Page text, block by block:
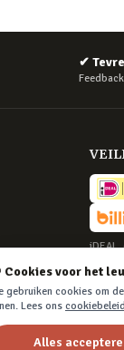
✔
Voor
Cookies voor het
gebruiken cookies om
Lees ons
Alles